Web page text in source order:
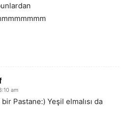
am
Pastane:) Yeşil elmalısı da